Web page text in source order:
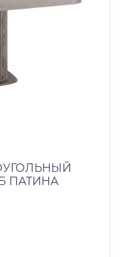
ПАТИНА